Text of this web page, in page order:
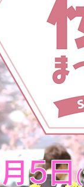
月5日